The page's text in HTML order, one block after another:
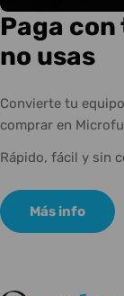
Paga
no usas
Convierte tu
comprar en
Rápido, fácil y sin
Más info